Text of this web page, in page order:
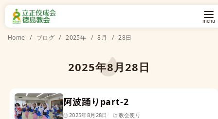
Home ブログ 2025年 8月 28日
2025年8月28日
阿波踊りpart-2
2025年8月28日 教会便り